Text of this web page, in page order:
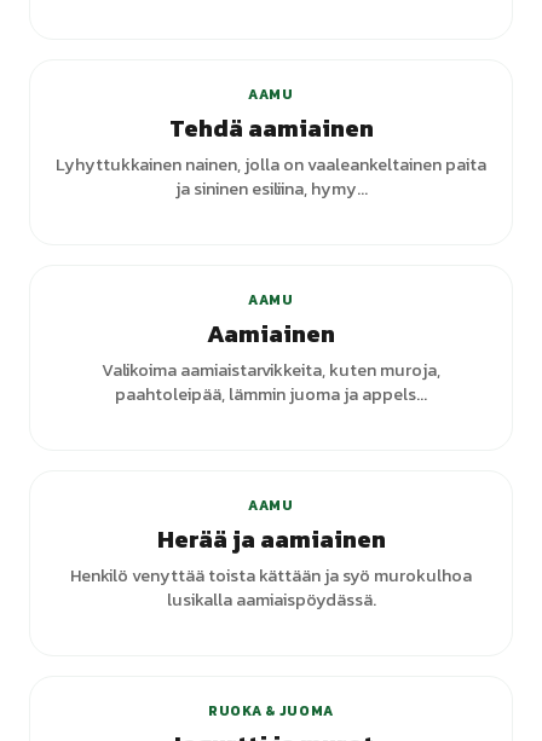
AAMU
Tehdä aamiainen
Lyhyttukkainen nainen, jolla on vaaleankeltainen paita
ja sininen esiliina, hymy...
AAMU
Aamiainen
Valikoima aamiaistarvikkeita, kuten muroja,
paahtoleipää, lämmin juoma ja appels...
AAMU
Herää ja aamiainen
Henkilö venyttää toista kättään ja syö murokulhoa
lusikalla aamiaispöydässä.
RUOKA & JUOMA